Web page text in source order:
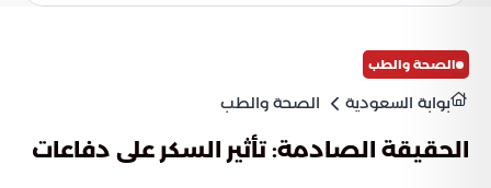
الصحة والطب
بوابة السعودية الصحة والطب
الحقيقة الصادمة: تأثير السكر على دفاعات